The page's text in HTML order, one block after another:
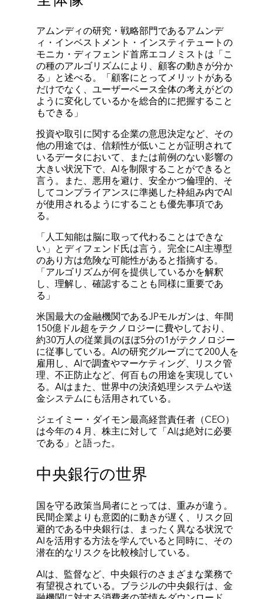
アムンディの研究・戦略部門であるアムンデ
ィ・インベストメント・インスティテュートの
モニカ・ディフェンド首席エコノミストは「こ
の種のアルゴリズムにより、顧客の動きが分か
る」と述べる。「顧客にとってメリットがある
だけでなく、ユーザーベース全体の考えがどの
ように変化しているかを総合的に把握すること
もできる」
投資や取引に関する企業の意思決定など、その
他の用途では、信頼性が低いことが証明されて
いるデータにおいて、または前例のない影響の
大きい状況下で、AIを制限することができると
言う。また、悪用を避け、安全かつ倫理的、そ
してコンプライアンスに準拠した枠組み内でAI
が使用されるようにすることも優先事項であ
る。
「人工知能は脳に取って代わることはできな
い」とディフェンド氏は言う。完全にAI主導型
のあり方は危険な可能性があると指摘する。
「アルゴリズムが何を提供しているかを解釈
し、理解し、確認することも同様に重要であ
る」
米国最大の金融機関であるJPモルガンは、年間
150億ドル超をテクノロジーに費やしており、
約30万人の従業員のほぼ5分の1がテクノロジー
に従事している。AIの研究グループにて200人を
雇用し、AIで調査やマーケティング、リスク管
理、不正防止など、何百もの用途を実現してい
る。AIはまた、世界中の決済処理システムや送
金システムにも活用されている。
ジェイミー・ダイモン最高経営責任者（CEO）
は今年の４月、株主に対して「AIは絶対に必要
である」と語った。
中央銀行の世界
国を守る政策当局者にとっては、重みが違う。
民間企業よりも意図的に動きが遅く、リスク回
避的である中央銀行は、まったく異なる状況で
AIを活用する方法を学んでいると同時に、その
潜在的なリスクを比較検討している。
AIは、監督など、中央銀行のさまざまな業務で
有望視されている。ブラジルの中央銀行は、金